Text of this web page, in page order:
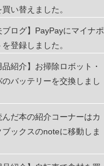
い替えました。
ブログ】PayPayにマイナポ
登録しました。
品紹介】お掃除ロボット・
のバッテリーを交換しまし
んだ本の紹介コーナーはカ
ブックスのnoteに移動しま